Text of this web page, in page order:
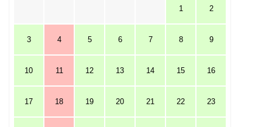
1 2
3 4 5 6 7 8 9
10 11 12 13 14 15 16
17 18 19 20 21 22 23